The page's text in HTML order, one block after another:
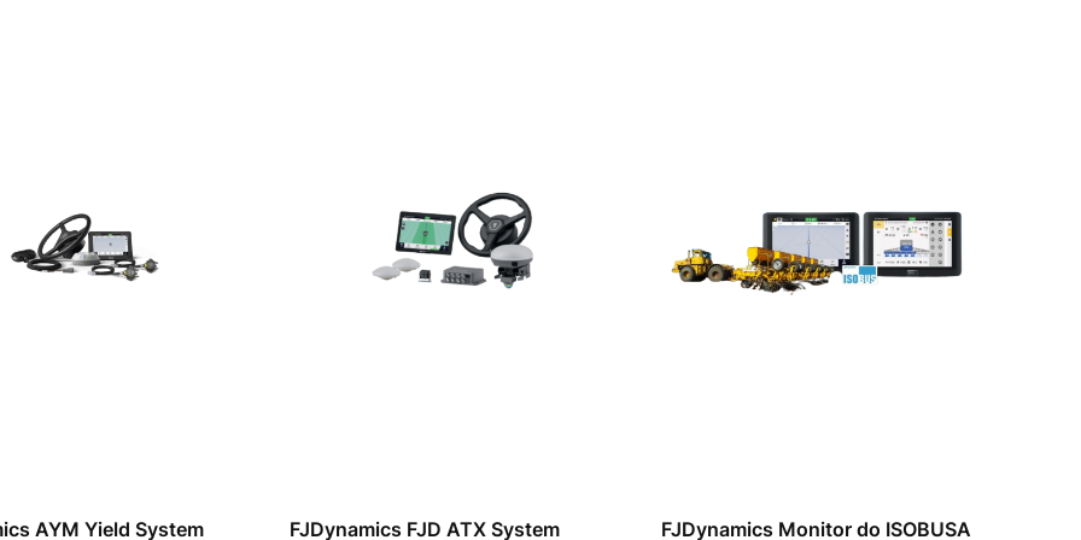
AYM Yield System
FJDynamics FJD ATX System
FJDynamics Monitor do ISOBUSA